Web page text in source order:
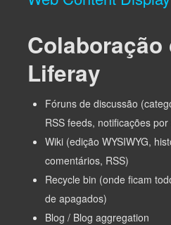
Colaboração
Liferay
Fóruns de discussão
RSS feeds, notificações
Wiki (edição WYSIWYG,
comentários, RSS)
Recycle bin (onde ficam
de apagados)
Blog / Blog aggregation